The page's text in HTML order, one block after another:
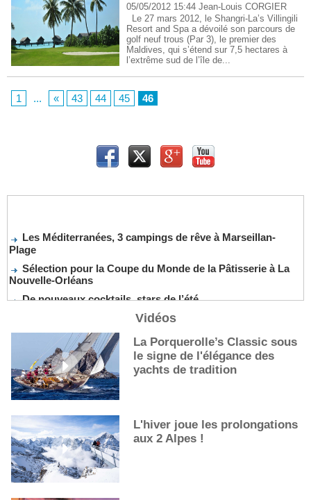
05/05/2012 15:44Jean-Louis CORGIER
Le 27 mars 2012, le Shangri-La’s Villingili
Resort and Spa a dévoilé son parcours de
golf neuf trous (Par 3), le premier des
Maldives, qui s’étend sur 7,5 hectares à
l’extrême sud de l’île de...
1 ... « 43 44 45 46
Les Méditerranées, 3 campings de rêve à Marseillan-
Plage
Sélection pour la Coupe du Monde de la Pâtisserie à La
Nouvelle-Orléans
De nouveaux cocktails, stars de l’été
Les cocktails, stars de l’été
La première sélection des grappes du Guide Michelin
Balade champêtre à vélo le long du canal d’Orléans, dans
le Loiret
Vidéos
La Porquerolle’s Classic sous
le signe de l'élégance des
yachts de tradition
L'hiver joue les prolongations
aux 2 Alpes !